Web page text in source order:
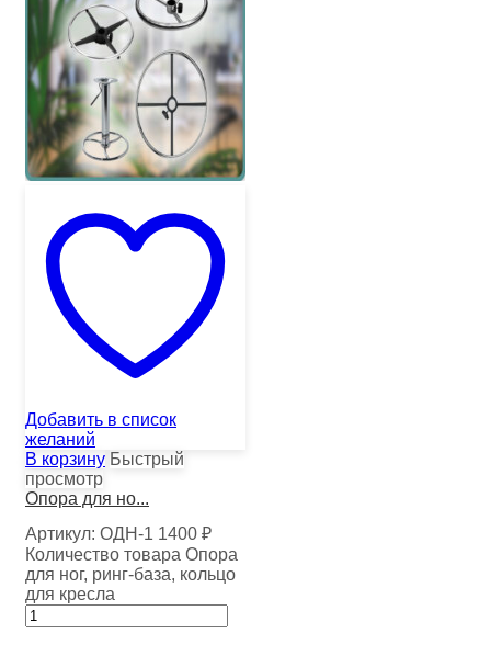
Добавить в список
желаний
В корзину Быстрый
просмотр
Опора для но...
Артикул: ОДН-1 1400 ₽
Количество товара Опора
для ног, ринг-база, кольцо
для кресла